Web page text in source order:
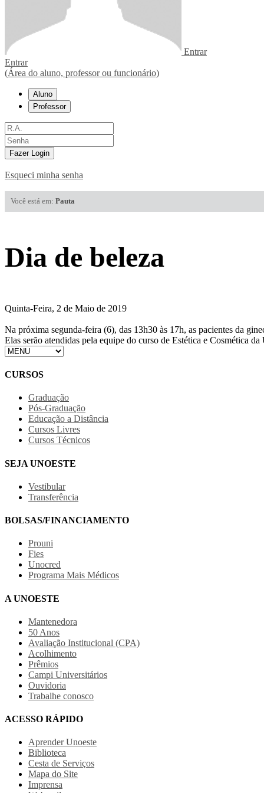
Entrar
Entrar
(Área do aluno, professor ou funcionário)
Aluno
Professor
Fazer Login
Esqueci minha senha
Você está em: Pauta
Dia de beleza
Quinta-Feira, 2 de Maio de 2019
Na próxima segunda-feira (6), das 13h30 às 17h, as pacientes da
Elas serão atendidas pela equipe do curso de Estética e Cosmética
CURSOS
Graduação
Pós-Graduação
Educação a Distância
Cursos Livres
Cursos Técnicos
SEJA UNOESTE
Vestibular
Transferência
BOLSAS/FINANCIAMENTO
Prouni
Fies
Unocred
Programa Mais Médicos
A UNOESTE
Mantenedora
50 Anos
Avaliação Institucional (CPA)
Acolhimento
Prêmios
Campi Universitários
Ouvidoria
Trabalhe conosco
ACESSO RÁPIDO
Aprender Unoeste
Biblioteca
Cesta de Serviços
Mapa do Site
Imprensa